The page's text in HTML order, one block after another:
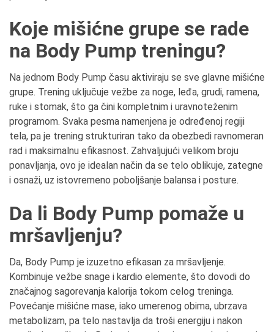
Koje mišićne grupe se rade
na Body Pump treningu?
Na jednom Body Pump času aktiviraju se sve glavne mišićne
grupe. Trening uključuje vežbe za noge, leđa, grudi, ramena,
ruke i stomak, što ga čini kompletnim i uravnoteženim
programom. Svaka pesma namenjena je određenoj regiji
tela, pa je trening strukturiran tako da obezbedi ravnomeran
rad i maksimalnu efikasnost. Zahvaljujući velikom broju
ponavljanja, ovo je idealan način da se telo oblikuje, zategne
i osnaži, uz istovremeno poboljšanje balansa i posture.
Da li Body Pump pomaže u
mršavljenju?
Da, Body Pump je izuzetno efikasan za mršavljenje.
Kombinuje vežbe snage i kardio elemente, što dovodi do
značajnog sagorevanja kalorija tokom celog treninga.
Povećanje mišićne mase, iako umerenog obima, ubrzava
metabolizam, pa telo nastavlja da troši energiju i nakon